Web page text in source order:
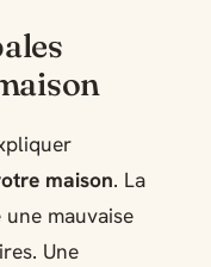
maison. La
mauvaise
Une